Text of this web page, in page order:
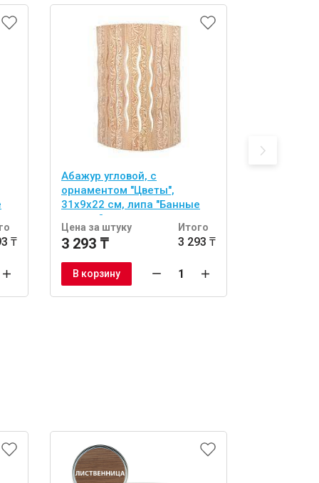
₸
Абажур угловой, с
орнаментом "Цветы",
31х9х22 см, липа "Банные
штучки"
Цена за штуку
3 293 ₸
Итого
3 293 ₸
В корзину